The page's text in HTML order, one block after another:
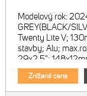
Modelový rok:
GREY(BLACK/
Twenty Lite V;
stavby; Alu;
29x2.5";
Shox Pike Select;
130mm;
Znížená cena